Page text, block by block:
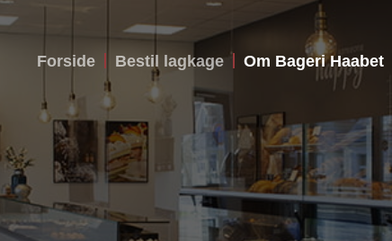
Forside Bestil lagkage Om Bageri Haabet